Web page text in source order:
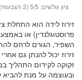
ציון גולשים: 5/5 (2 הצבעות)
זירוז לידה הוא התחלת
פרוסטוגלנדין) או
השפיר, הגורם לרחם
זירוז יכול להנתן גם
זקוקה לקידום התהליך
ובעוצמה על מנת להביא